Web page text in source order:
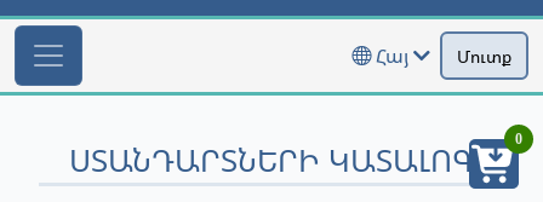
Հայ Մուտք
ՍՏԱՆԴԱՐՏՆԵՐԻ ԿԱՏԱԼՈԳ
0